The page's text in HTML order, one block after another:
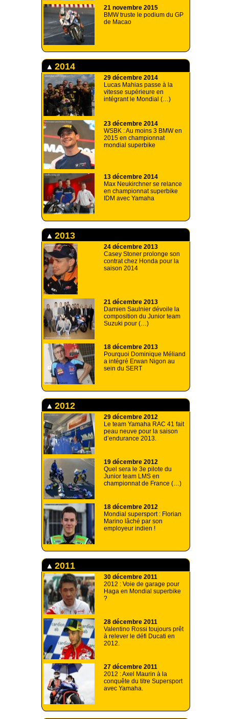
21 novembre 2015
BMW truste le podium du GP
de Macao
2014
29 décembre 2014
Lucas Mahias passe à la
vitesse supérieure en
intégrant le Mondial (…)
23 décembre 2014
WSBK : Au moins 3 BMW en
2015 en championnat
mondial superbike
13 décembre 2014
Max Neukirchner se relance
en championnat superbike
IDM avec Yamaha
2013
24 décembre 2013
Casey Stoner prolonge son
contrat chez Honda pour la
saison 2014
21 décembre 2013
Damien Saulnier dévoile la
composition du Junior team
Suzuki pour (…)
18 décembre 2013
Pourquoi Dominique Méliand
a intégré Erwan Nigon au
sein du SERT
2012
29 décembre 2012
Le team Yamaha RAC 41 fait
peau neuve pour la saison
d’endurance 2013.
19 décembre 2012
Quel sera le 3e pilote du
Junior team LMS en
championnat de France (…)
18 décembre 2012
Mondial supersport : Florian
Marino lâché par son
employeur indien !
2011
30 décembre 2011
2012 : Voie de garage pour
Haga en Mondial superbike
?
28 décembre 2011
Valentino Rossi toujours prêt
à relever le défi Ducati en
2012.
27 décembre 2011
2012 : Axel Maurin à la
conquête du titre Supersport
avec Yamaha.